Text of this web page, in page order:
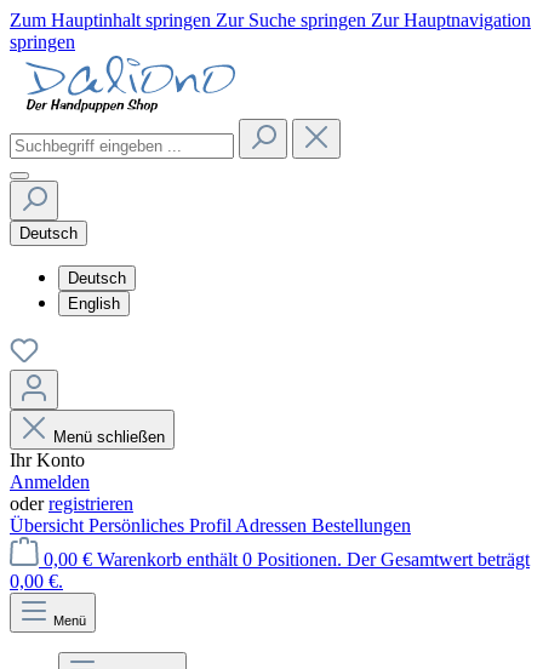
Zum Hauptinhalt springen Zur Suche springen Zur Hauptnavigation
springen
Deutsch
Deutsch
English
Menü schließen
Ihr Konto
Anmelden
oderregistrieren
Übersicht Persönliches Profil Adressen Bestellungen
0,00 € Warenkorb enthält 0 Positionen. Der Gesamtwert beträgt
0,00 €.
Menü